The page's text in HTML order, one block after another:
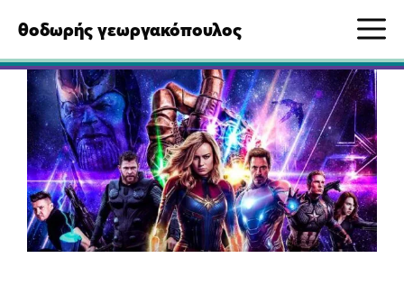
σε
περιεχόμενο
θοδωρής γεωργακόπουλος